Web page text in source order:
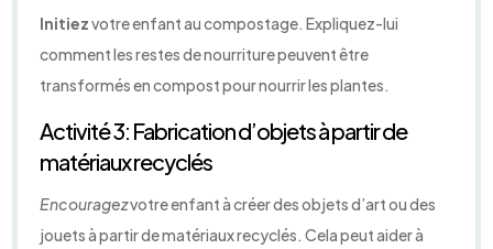
Initiezvotre enfant au compostage. Expliquez-lui
comment les restes de nourriture peuvent être
transformés en compost pour nourrir les plantes.
Activité 3: Fabrication d’objets à partir de
matériaux recyclés
Encouragezvotre enfant à créer des objets d’art ou des
jouets à partir de matériaux recyclés. Cela peut aider à